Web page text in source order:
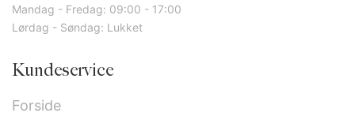
Mandag - Fredag: 09:00 - 17:00
Lørdag - Søndag: Lukket
Kundeservice
Forside